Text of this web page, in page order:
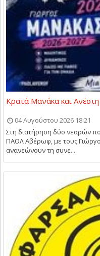
Κρατά Μανάκα και
04 Αυγούστου 2026 18:21
Στη διατήρηση δύο νεαρών
ΠΑΟΛ Αβέρωφ, με τους
ανανεώνουν τη συνε...